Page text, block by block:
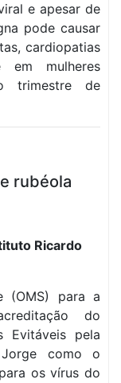
e apesar de
pode causar
cardiopatias
em mulheres
trimestre de
rubéola
Ricardo
(OMS) para a
do
Evitáveis pela
como o
os vírus do